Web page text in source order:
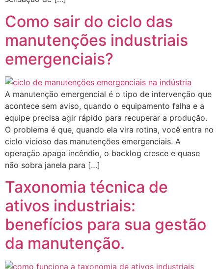
Como sair do ciclo das
manutenções industriais
emergenciais?
A manutenção emergencial é o tipo de intervenção que
acontece sem aviso, quando o equipamento falha e a
equipe precisa agir rápido para recuperar a produção.
O problema é que, quando ela vira rotina, você entra no
ciclo vicioso das manutenções emergenciais. A
operação apaga incêndio, o backlog cresce e quase
não sobra janela para […]
Taxonomia técnica de
ativos industriais:
benefícios para sua gestão
da manutenção.